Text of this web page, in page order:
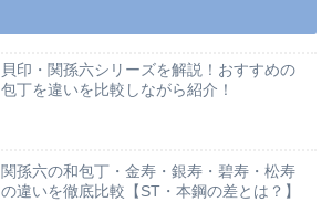
貝印・関孫六シリーズを解説！おすすめの
包丁を違いを比較しながら紹介！
関孫六の和包丁・金寿・銀寿・碧寿・松寿
の違いを徹底比較【ST・本鋼の差とは？】